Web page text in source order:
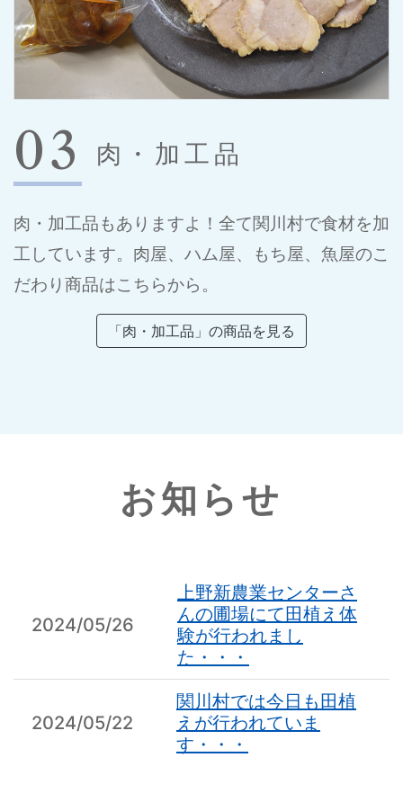
03 肉・加工品
肉・加工品もありますよ！全て関川村で食材を加
工しています。肉屋、ハム屋、もち屋、魚屋のこ
だわり商品はこちらから。
「肉・加工品」の商品を見る
お知らせ
2024/05/26
上野新農業センターさ
んの圃場にて田植え体
験が行われまし
た・・・
2024/05/22
関川村では今日も田植
えが行われていま
す・・・